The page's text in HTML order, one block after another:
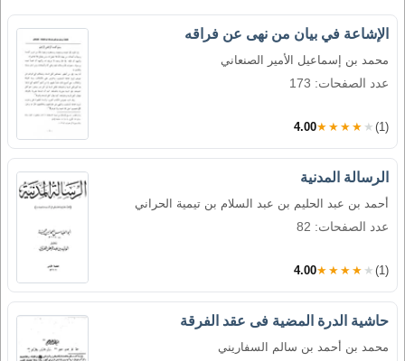
الإشاعة في بيان من نهى عن فراقه
محمد بن إسماعيل الأمير الصنعاني
عدد الصفحات: 173
4.00★★★★★ (1)
الرسالة المدنية
أحمد بن عبد الحليم بن عبد السلام بن تيمية الحراني
عدد الصفحات: 82
4.00★★★★★ (1)
حاشية الدرة المضية فى عقد الفرقة
محمد بن أحمد بن سالم السفاريني